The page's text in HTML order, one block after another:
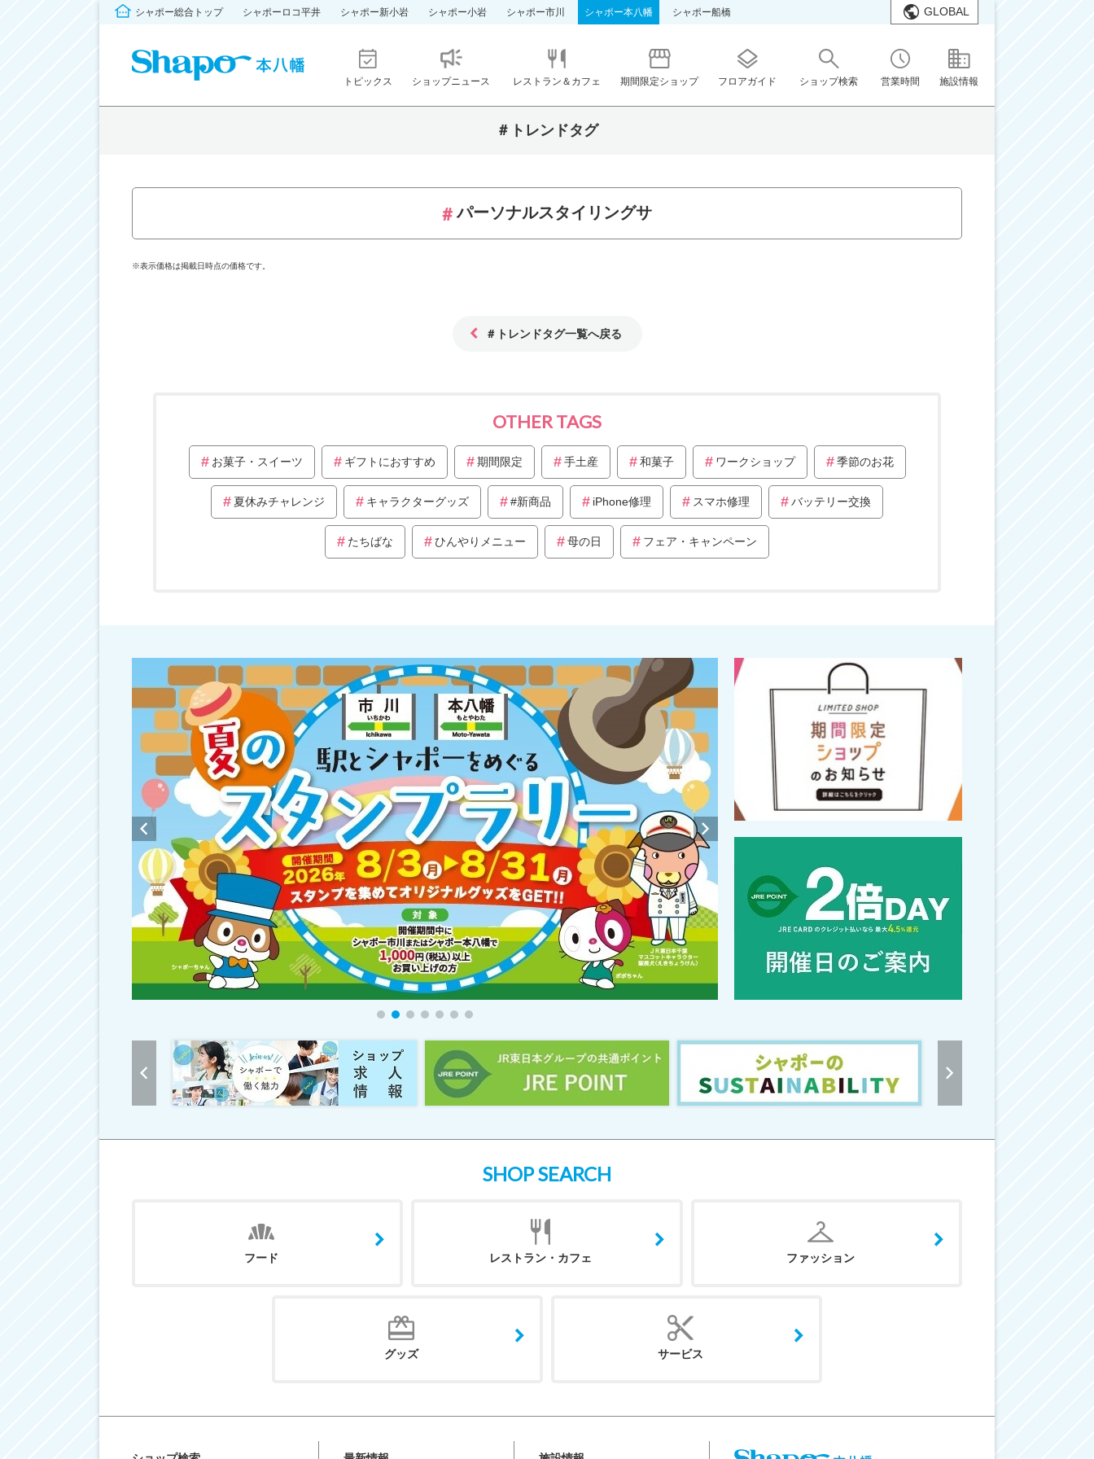
シャポー総合トップ シャポーロコ平井 シャポー新小岩 シャポー小岩 シャポー市川 シャポー本八幡 シャポー船橋 GLOBAL
トピックス ショップニュース レストラン＆カフェ 期間限定ショップ フロアガイド ショップ検索 営業時間 施設情報
＃トレンドタグ
パーソナルスタイリングサ
※表示価格は掲載日時点の価格です。
＃トレンドタグ一覧へ戻る
OTHER TAGS
お菓子・スイーツ ギフトにおすすめ 期間限定 手土産 和菓子 ワークショップ 季節のお花
夏休みチャレンジ キャラクターグッズ #新商品 iPhone修理 スマホ修理 バッテリー交換
たちばな ひんやりメニュー 母の日 フェア・キャンペーン
SHOP SEARCH
フード レストラン・カフェ ファッション
グッズ サービス